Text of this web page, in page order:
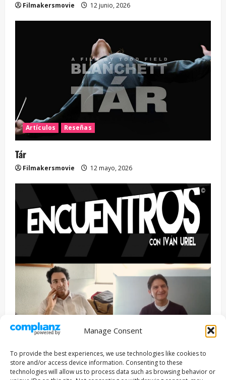
Manage Consent
To provide the best experiences, we use technologies like cookies to
store and/or access device information. Consenting to these
technologies will allow us to process data such as browsing behavior or
Filmakersmovie 12 junio, 2026
Artículos Reseñas
Tár
Filmakersmovie 12 mayo, 2026
Entrevista Series
ENCUENTROS CON IVÁN URIEL T3E22: JUAN PATRICIO
RIVEROLL